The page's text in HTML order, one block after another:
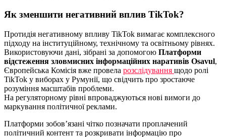
Як зменшити негативний вплив TikTok?
Протидія негативному впливу TikTok вимагає комплексного
підходу на інституційному, технічному та освітньому рівнях.
Використовуючи дані, зібрані за допомогою Платформи
відстеження зловмисних інформаційних наративів Osavul,
Європейська Комісія вже провела розслідування щодо ролі
TikTok у виборах у Румунії, що свідчить про зростаюче
розуміння масштабів проблеми.
На регуляторному рівні впроваджуються нові вимоги до
маркування політичної реклами.
Платформи зобов’язані чітко позначати проплачений
політичний контент та розкривати інформацію про